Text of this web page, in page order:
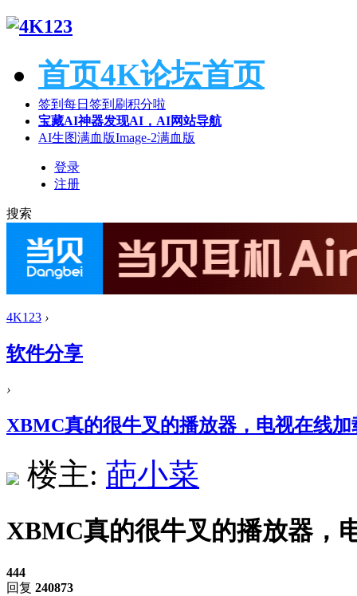
首页4K论坛首页
签到 每日签到刷积分啦
宝藏AI神器发现AI，AI网站导航
AI生图满血版Image-2满血版
登录
注册
搜索
4K123 ›
软件分享
›
XBMC真的很牛叉的播放器，电视在线
楼主: 葩小菜
XBMC真的很牛叉的播放器，
444
回复 240873